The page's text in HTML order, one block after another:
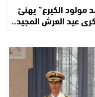
مولود الكيرع” يهنئ
عيد العرش المجيد..